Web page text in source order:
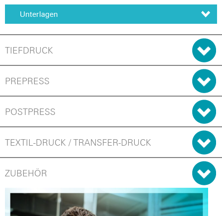
Unterlagen
TIEFDRUCK
PREPRESS
POSTPRESS
TEXTIL-DRUCK / TRANSFER-DRUCK
ZUBEHÖR